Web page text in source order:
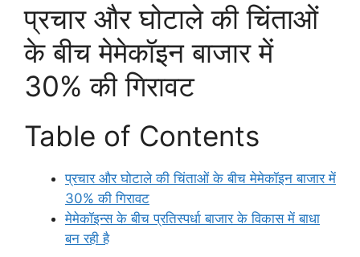
प्रचार और घोटाले की चिंताओं
के बीच मेमेकॉइन बाजार में
30% की गिरावट
Table of Contents
प्रचार और घोटाले की चिंताओं के बीच मेमेकॉइन बाजार में
30% की गिरावट
मेमेकॉइन्स के बीच प्रतिस्पर्धा बाजार के विकास में बाधा
बन रही है